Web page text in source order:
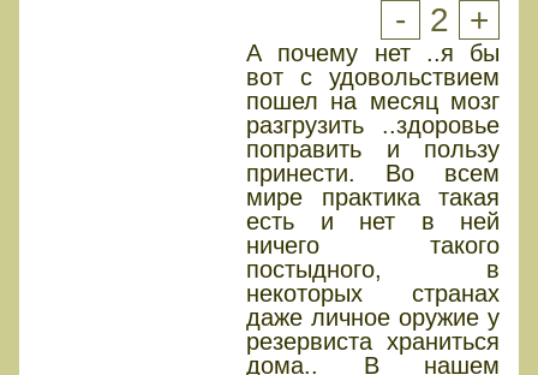
- 2 +
А почему нет ..я бы
вот с удовольствием
пошел на месяц мозг
разгрузить ..здоровье
поправить и пользу
принести. Во всем
мире практика такая
есть и нет в ней
ничего такого
постыдного, в
некоторых странах
даже личное оружие у
резервиста храниться
дома.. В нашем